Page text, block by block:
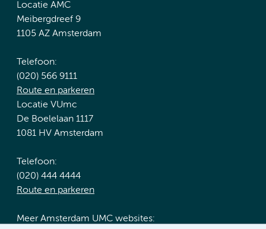
Locatie AMC
Meibergdreef 9
1105 AZ Amsterdam
Telefoon:
(020) 566 9111
Route en parkeren
Locatie VUmc
De Boelelaan 1117
1081 HV Amsterdam
Telefoon:
(020) 444 4444
Route en parkeren
Meer Amsterdam UMC websites: